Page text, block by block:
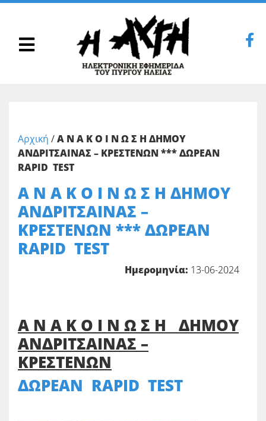
Αρχική /Α Ν Α Κ Ο Ι Ν Ω Σ Η ΔΗΜΟΥ
ΑΝΔΡΙΤΣΑΙΝΑΣ – ΚΡΕΣΤΕΝΩΝ *** ΔΩΡΕΑΝ
RAPID TEST
Α Ν Α Κ Ο Ι Ν Ω Σ Η ΔΗΜΟΥ
ΑΝΔΡΙΤΣΑΙΝΑΣ –
ΚΡΕΣΤΕΝΩΝ *** ΔΩΡΕΑΝ
RAPID TEST
Ημερομηνία: 13-06-2024
Α Ν Α Κ Ο Ι Ν Ω Σ Η ΔΗΜΟΥ
ΑΝΔΡΙΤΣΑΙΝΑΣ –
ΚΡΕΣΤΕΝΩΝ
ΔΩΡΕΑΝ RAPID TEST